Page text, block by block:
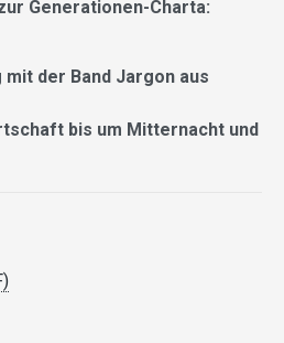
Generationen-Charta:
der Band Jargon aus
bis um Mitternacht und